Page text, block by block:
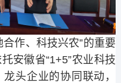
作、科技兴农”的重要
安徽省“1+5”农业科技
头企业的协同联动，